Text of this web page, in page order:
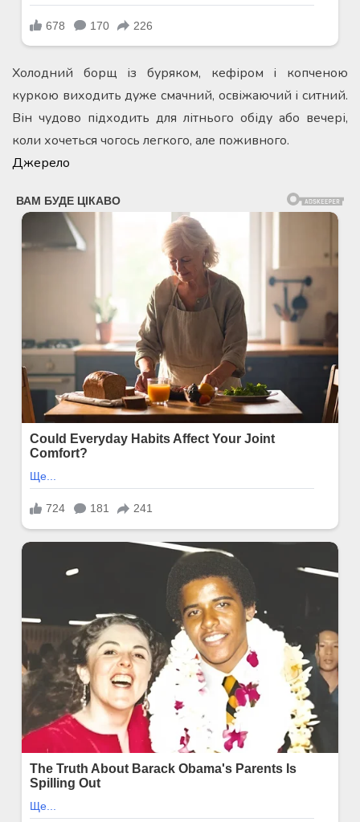
Холодний борщ із буряком, кефіром і копченою
куркою виходить дуже смачний, освіжаючий і ситний.
Він чудово підходить для літнього обіду або вечері,
коли хочеться чогось легкого, але поживного.
Джерело